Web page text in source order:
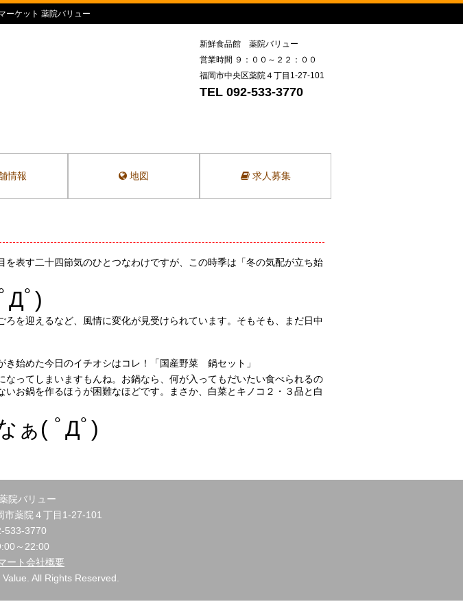
ーケット 薬院バリュー
新鮮食品館 薬院バリュー
営業時間 ９：００～２２：００
福岡市中央区薬院４丁目1-27-101
TEL 092-533-3770
情報 地図 求人募集
表す二十四節気のひとつなわけですが、この時季は「冬の気配が立ち始
Дﾟ)
を迎えるなど、風情に変化が見受けられています。そもそも、まだ日中
始めた今日のイチオシはコレ！「国産野菜 鍋セット」
ってしまいますもんね。お鍋なら、何が入ってもだいたい食べられるの
お鍋を作るほうが困難なほどです。まさか、白菜とキノコ２・３品と白
ぁ( ﾟДﾟ)
院バリュー
市薬院４丁目1-27-101
533-3770
～22:00
ート会社概要
All Rights Reserved.